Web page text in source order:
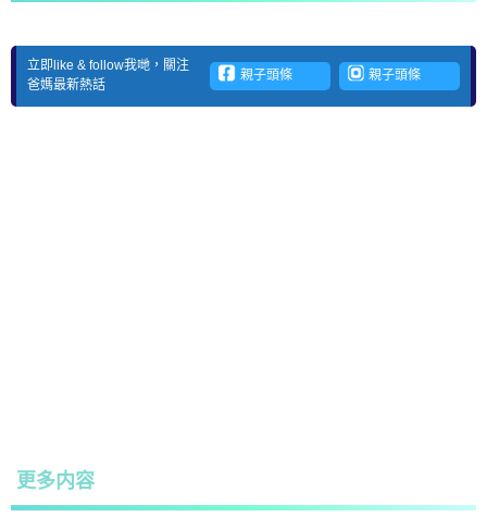
立即like & follow我哋，關注
爸媽最新熱話
親子頭條 親子頭條
更多内容